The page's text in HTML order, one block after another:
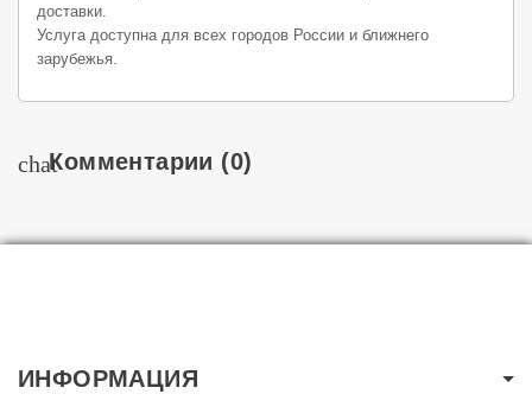
доставки.
Услуга доступна для всех городов России и ближнего
зарубежья.
chatКомментарии (0)
ИНФОРМАЦИЯ